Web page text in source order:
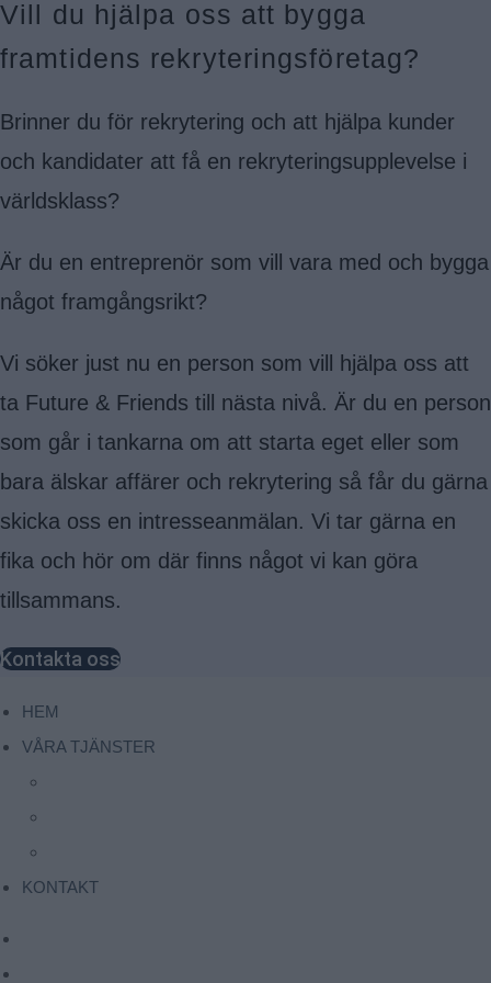
Vill du hjälpa oss att bygga
framtidens rekryteringsföretag?
Brinner du för rekrytering och att hjälpa kunder
och kandidater att få en rekryteringsupplevelse i
världsklass?
Är du en entreprenör som vill vara med och bygga
något framgångsrikt?
Vi söker just nu en person som vill hjälpa oss att
ta Future & Friends till nästa nivå. Är du en person
som går i tankarna om att starta eget eller som
bara älskar affärer och rekrytering så får du gärna
skicka oss en intresseanmälan. Vi tar gärna en
fika och hör om där finns något vi kan göra
tillsammans.
Kontakta oss
HEM
VÅRA TJÄNSTER
KONTAKT